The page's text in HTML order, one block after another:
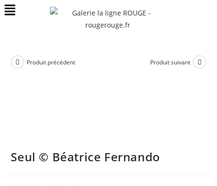
Produit précédent Produit suivant
Seul © Béatrice Fernando